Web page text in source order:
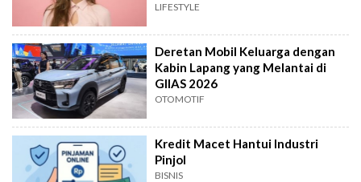
LIFESTYLE
Deretan Mobil Keluarga dengan
Kabin Lapang yang Melantai di
GIIAS 2026
OTOMOTIF
Kredit Macet Hantui Industri
Pinjol
BISNIS